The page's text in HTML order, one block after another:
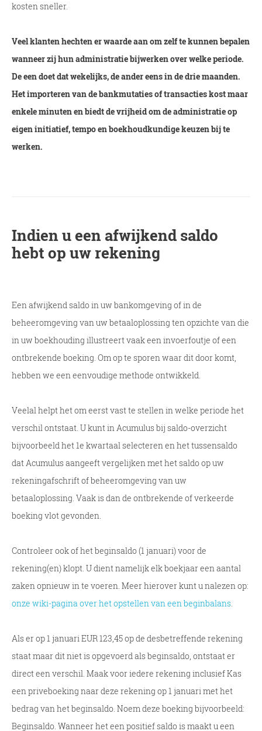
kosten sneller.
Veel klanten hechten er waarde aan om zelf te kunnen bepalen
wanneer zij hun administratie bijwerken over welke periode.
De een doet dat wekelijks, de ander eens in de drie maanden.
Het importeren van de bankmutaties of transacties kost maar
enkele minuten en biedt de vrijheid om de administratie op
eigen initiatief, tempo en boekhoudkundige keuzen bij te
werken.
Indien u een afwijkend saldo
hebt op uw rekening
Een afwijkend saldo in uw bankomgeving of in de
beheeromgeving van uw betaaloplossing ten opzichte van die
in uw boekhouding illustreert vaak een invoerfoutje of een
ontbrekende boeking. Om op te sporen waar dit door komt,
hebben we een eenvoudige methode ontwikkeld.
Veelal helpt het om eerst vast te stellen in welke periode het
verschil ontstaat. U kunt in Acumulus bij saldo-overzicht
bijvoorbeeld het 1e kwartaal selecteren en het tussensaldo
dat Acumulus aangeeft vergelijken met het saldo op uw
rekeningafschrift of beheeromgeving van uw
betaaloplossing. Vaak is dan de ontbrekende of verkeerde
boeking vlot gevonden.
Controleer ook of het beginsaldo (1 januari) voor de
rekening(en) klopt. U dient namelijk elk boekjaar een aantal
zaken opnieuw in te voeren. Meer hierover kunt u nalezen op:
onze wiki-pagina over het opstellen van een beginbalans.
Als er op 1 januari EUR 123,45 op de desbetreffende rekening
staat maar dit niet is opgevoerd als beginsaldo, ontstaat er
direct een verschil. Maak voor iedere rekening inclusief Kas
een priveboeking naar deze rekening op 1 januari met het
bedrag van het beginsaldo. Noem deze boeking bijvoorbeeld:
Beginsaldo. Wanneer het een positief saldo is maakt u een